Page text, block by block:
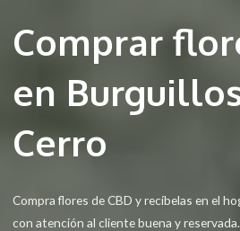
Comprar
en
Cerro
Compra flores de CBD y recíbelas en el
con atención al cliente buena y